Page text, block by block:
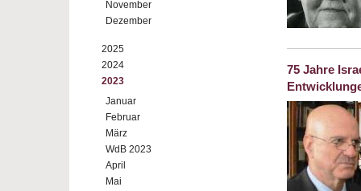
November
Dezember
2025
2024
2023
Januar
Februar
März
WdB 2023
April
Mai
75 Jahre